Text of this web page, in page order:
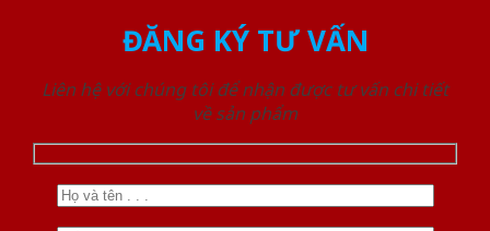
ĐĂNG KÝ TƯ VẤN
Liên hệ với chúng tôi để nhận được tư vấn chi tiết
về sản phẩm